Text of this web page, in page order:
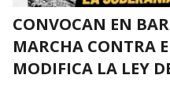
CONVOCAN EN
MARCHA CONTRA
MODIFICA LA LEY